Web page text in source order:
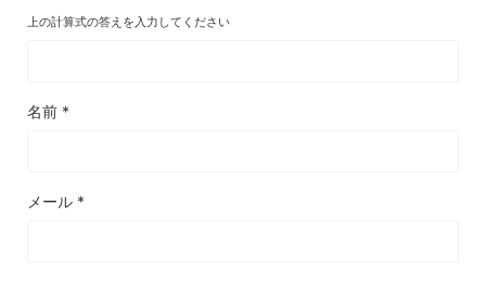
上の計算式の答えを入力してください
名前 *
メール *